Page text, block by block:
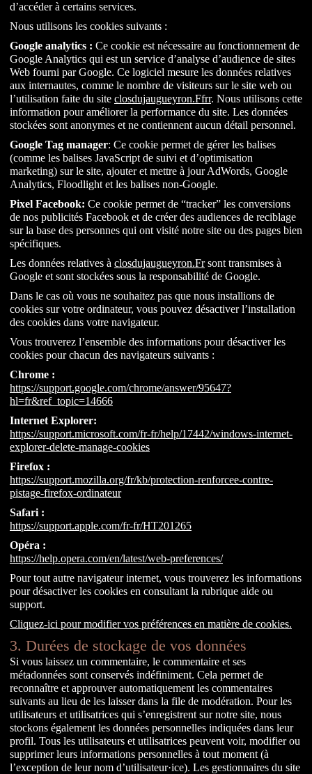
d’accéder à certains services.
Nous utilisons les cookies suivants :
Google analytics : Ce cookie est nécessaire au fonctionnement de
Google Analytics qui est un service d’analyse d’audience de sites
Web fourni par Google. Ce logiciel mesure les données relatives
aux internautes, comme le nombre de visiteurs sur le site web ou
l’utilisation faite du site closdujaugueyron.Ffrr. Nous utilisons cette
information pour améliorer la performance du site. Les données
stockées sont anonymes et ne contiennent aucun détail personnel.
Google Tag manager: Ce cookie permet de gérer les balises
(comme les balises JavaScript de suivi et d’optimisation
marketing) sur le site, ajouter et mettre à jour AdWords, Google
Analytics, Floodlight et les balises non-Google.
Pixel Facebook: Ce cookie permet de “tracker” les conversions
de nos publicités Facebook et de créer des audiences de reciblage
sur la base des personnes qui ont visité notre site ou des pages bien
spécifiques.
Les données relatives à closdujaugueyron.Frsont transmises à
Google et sont stockées sous la responsabilité de Google.
Dans le cas où vous ne souhaitez pas que nous installions de
cookies sur votre ordinateur, vous pouvez désactiver l’installation
des cookies dans votre navigateur.
Vous trouverez l’ensemble des informations pour désactiver les
cookies pour chacun des navigateurs suivants :
Chrome :
https://support.google.com/chrome/answer/95647?
hl=fr&ref_topic=14666
Internet Explorer:
https://support.microsoft.com/fr-fr/help/17442/windows-internet-
explorer-delete-manage-cookies
Firefox :
https://support.mozilla.org/fr/kb/protection-renforcee-contre-
pistage-firefox-ordinateur
Safari :
https://support.apple.com/fr-fr/HT201265
Opéra :
https://help.opera.com/en/latest/web-preferences/
Pour tout autre navigateur internet, vous trouverez les informations
pour désactiver les cookies en consultant la rubrique aide ou
support.
Cliquez-ici pour modifier vos préférences en matière de cookies.
3. Durées de stockage de vos données
Si vous laissez un commentaire, le commentaire et ses
métadonnées sont conservés indéfiniment. Cela permet de
reconnaître et approuver automatiquement les commentaires
suivants au lieu de les laisser dans la file de modération. Pour les
utilisateurs et utilisatrices qui s’enregistrent sur notre site, nous
stockons également les données personnelles indiquées dans leur
profil. Tous les utilisateurs et utilisatrices peuvent voir, modifier ou
supprimer leurs informations personnelles à tout moment (à
l’exception de leur nom d’utilisateur·ice). Les gestionnaires du site